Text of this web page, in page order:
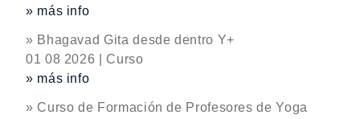
» más info
» Bhagavad Gita desde dentro Y+
01 08 2026 | Curso
» más info
» Curso de Formación de Profesores de Yoga